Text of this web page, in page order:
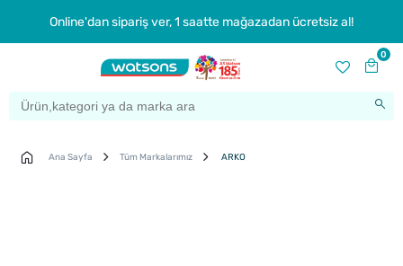
Online'dan sipariş ver, 1 saatte mağazadan ücretsiz al!
0
Ana Sayfa Tüm Markalarımız ARKO